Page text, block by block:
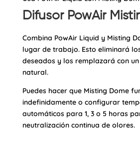
Difusor PowAir
Combina PowAir Liquid y Misting
lugar de trabajo. Esto eliminará
deseados y los remplazará con
natural.
Puedes hacer que Misting Dome
indefinidamente o configurar
automáticos para 1, 3 o 5 horas
neutralización continua de olores.